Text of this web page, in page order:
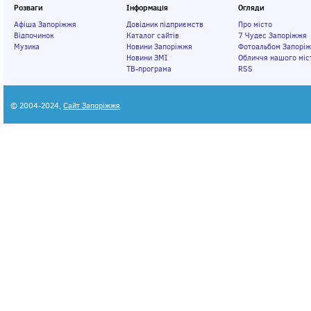
Розваги
Афіша Запоріжжя
Відпочинок
Музика
Інформація
Довідник підприємств
Каталог сайтів
Новини Запоріжжя
Новини ЗМІ
ТВ-програма
Огляди
Про місто
7 Чудес Запоріжжя
Фотоальбом
Обличчя нашого
RSS
© 2004-2024, Сайт Запоріжжя.